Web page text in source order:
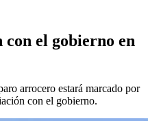
el gobierno en
arrocero estará marcado por
con el gobierno.